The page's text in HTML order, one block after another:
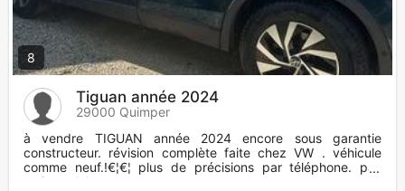
8
Tiguan année 2024
29000 Quimper
à vendre TIGUAN année 2024 encore sous garantie
constructeur. révision complète faite chez VW . véhicule
comme neuf.!€¦€¦ plus de précisions par téléphone. pas
serieux s'abs